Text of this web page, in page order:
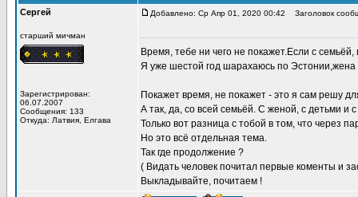
Сергей
старший мичман
Зарегистрирован:
06.07.2007
Сообщения: 133
Откуда: Латвия, Елгава
Добавлено: Ср Апр 01, 2020 00:42 Заголовок
Время, тебе ни чего не покажет.Если с
Я уже шестой год шарахаюсь по Эстонии,жена
Покажет время, не покажет - это я сам решу
А так, да, со всей семьёй. С женой, с детьми и
Только вот разница с тобой в том, что через
Но это всё отдельная тема.
Так где продолжение ?
( Видать человек почитал первые коменты и
Выкладывайте, почитаем !